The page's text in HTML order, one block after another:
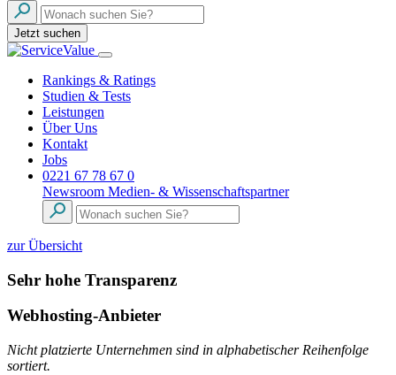
Jetzt suchen
Rankings & Ratings
Studien & Tests
Leistungen
Über Uns
Kontakt
Jobs
0221 67 78 67 0
Newsroom Medien- & Wissenschaftspartner
zur Übersicht
Sehr hohe Transparenz
Webhosting-Anbieter
Nicht platzierte Unternehmen sind in alphabetischer Reihenfolge
sortiert.